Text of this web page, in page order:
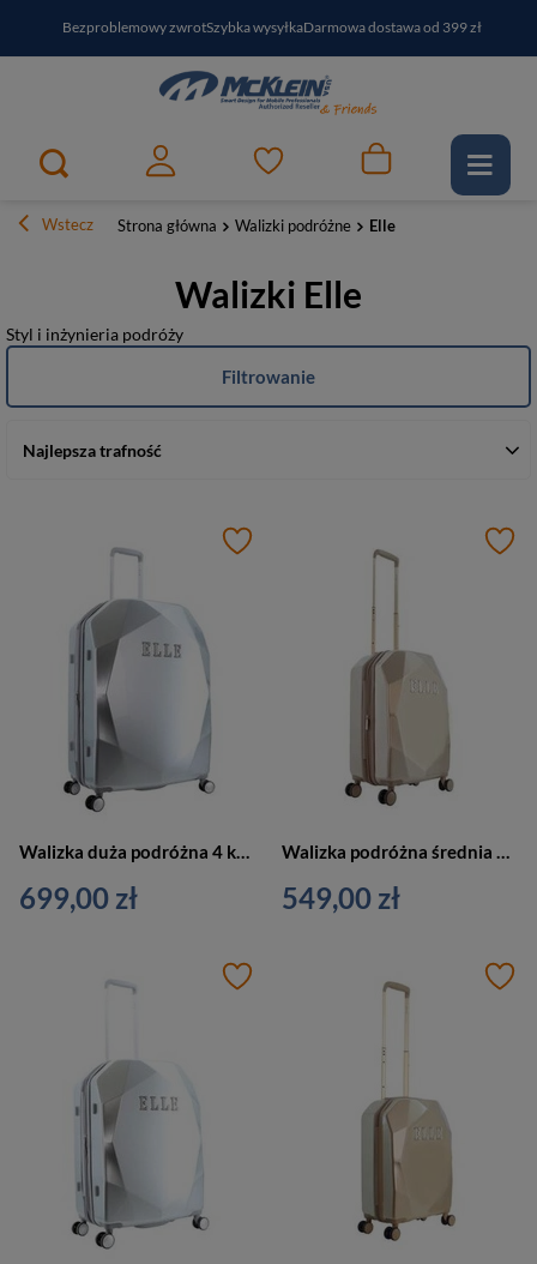
Bezproblemowy zwrotSzybka wysyłkaDarmowa dostawa od 399 zł
PayPo - kup i zapłać za30 dniZapisz się do newslettera i odbierz RABAT
Wstecz Strona główna Walizki podróżne Elle
Walizki Elle
Styl i inżynieria podróży
Najlepsza trafność
Filtrowanie
Walizka duża podróżna 4 kółka srebrna - ELLE Diamond EL45HA.71.23
699,00 zł
Walizka podróżna średnia 4 kółka złota - ELLE Dimaond EL45HA.60.104
549,00 zł